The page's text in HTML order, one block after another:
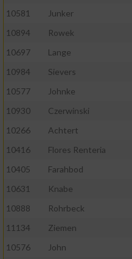
10581
Junker
10894
Rowek
10697
Lange
10984
Sievers
10577
Johnke
10930
Czerwinski
10266
Achtert
10416
Flores Renteria
10405
Farahbod
10631
Knabe
10888
Rohrbeck
11134
Ziemen
10576
John